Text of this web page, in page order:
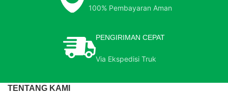
100% Pembayaran Aman
PENGIRIMAN CEPAT
Via Ekspedisi Truk
TENTANG KAMI